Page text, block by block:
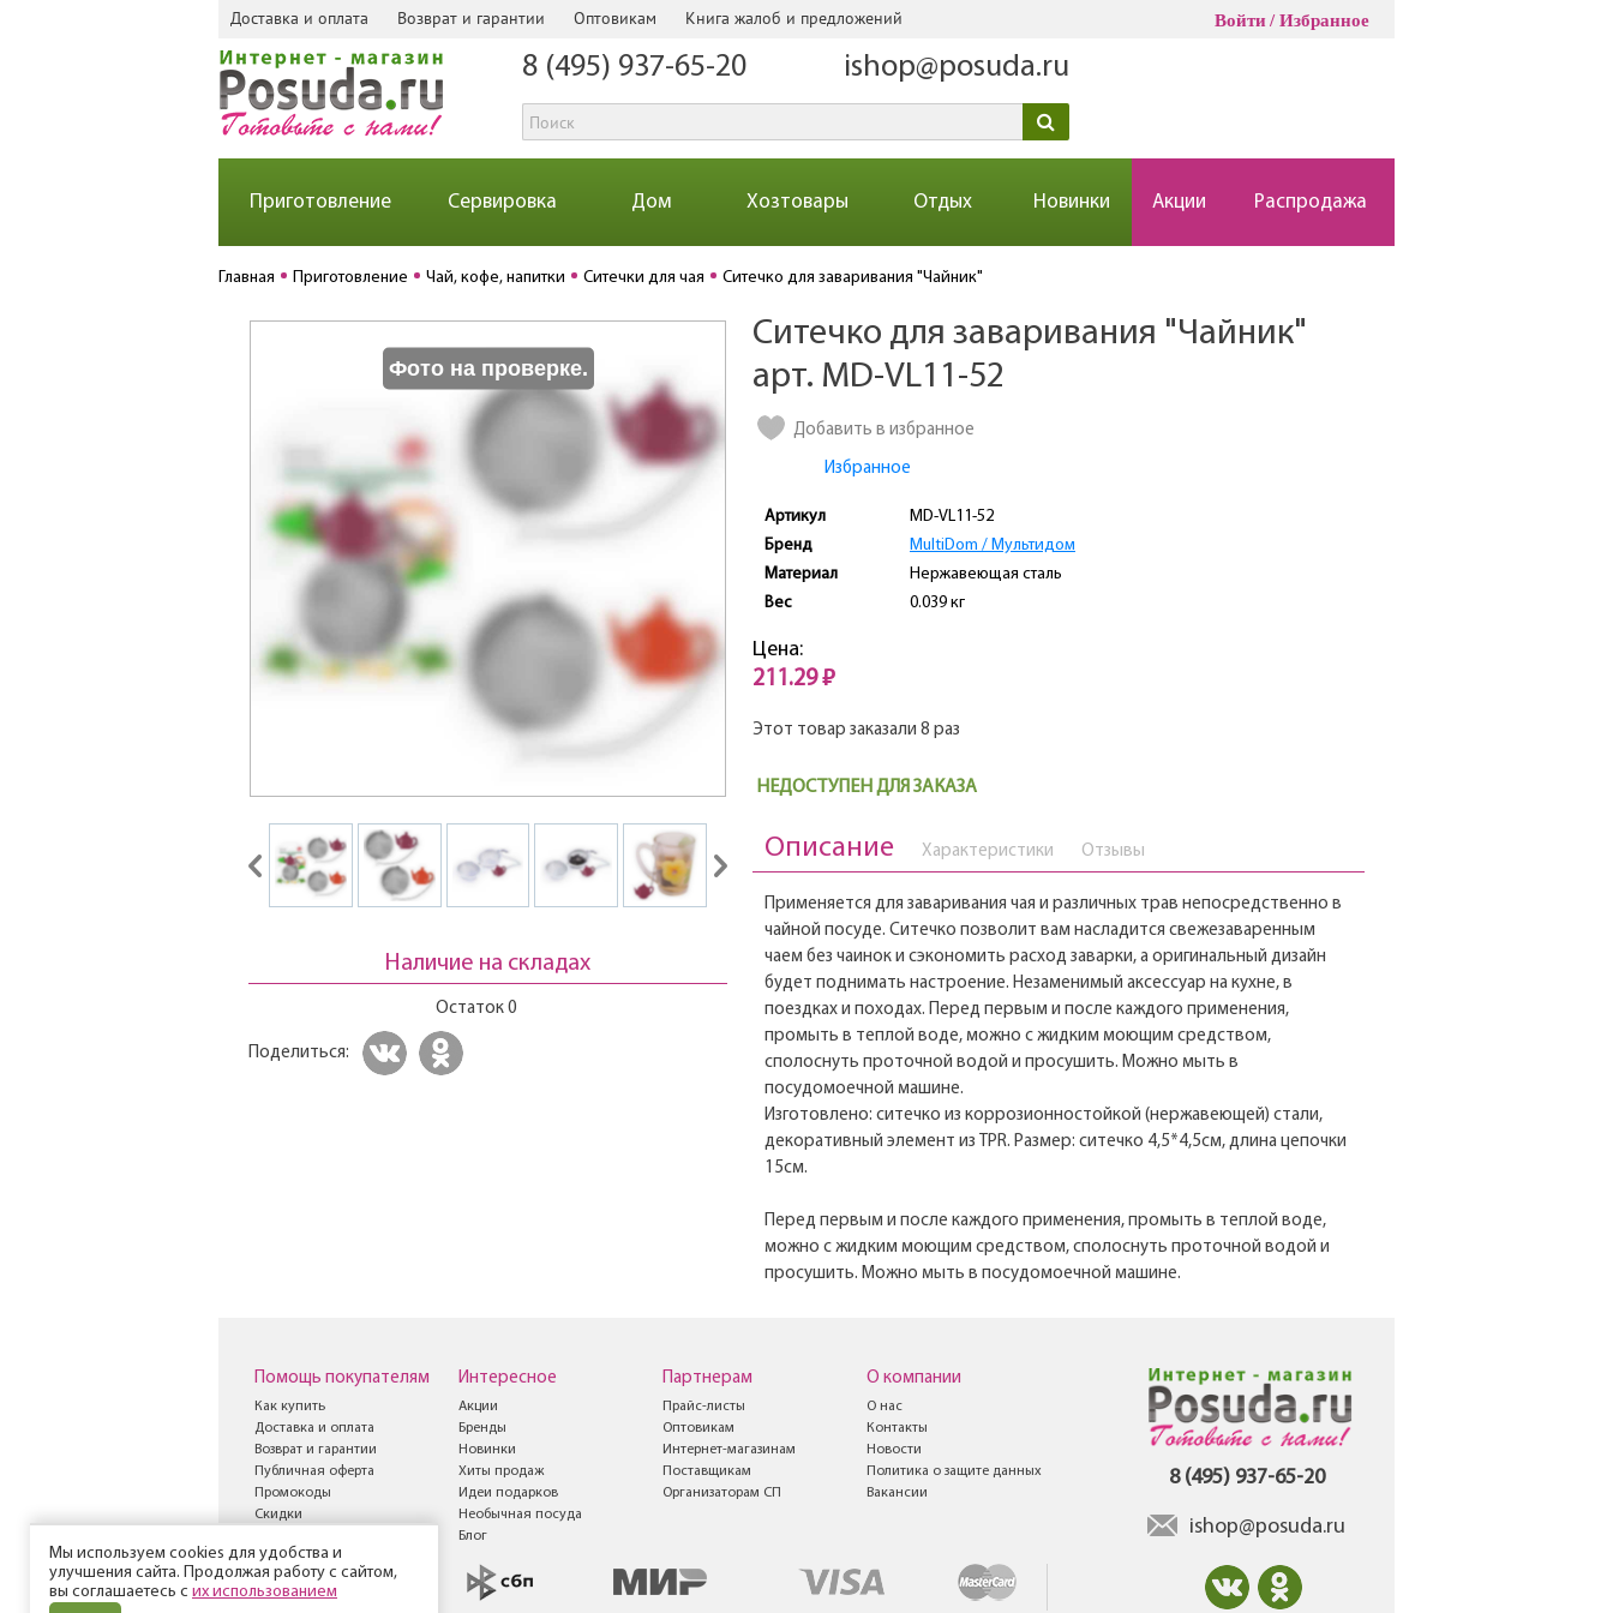
Доставка и оплата Возврат и гарантии Оптовикам Книга жалоб и предложений Войти Избранное
8 (495) 937-65-20 ishop@posuda.ru
Приготовление Сервировка Дом Хозтовары Отдых Новинки Акции Распродажа
Главная Приготовление Чай, кофе, напитки Ситечки для чая Ситечко для заваривания "Чайник"
Фото на проверке.
Наличие на складах
Остаток 0
Поделиться:
Ситечко для заваривания "Чайник"
арт. MD-VL11-52
Добавить в избранное
Избранное
Артикул
MD-VL11-52
Бренд
MultiDom / Мультидом
Материал
Нержавеющая сталь
Вес
0.039 кг
Цена:
211.29 ₽
Этот товар заказали 8 раз
НЕДОСТУПЕН ДЛЯ ЗАКАЗА
Описание Характеристики Отзывы
Применяется для заваривания чая и различных трав непосредственно в
чайной посуде. Ситечко позволит вам насладится свежезаваренным
чаем без чаинок и сэкономить расход заварки, а оригинальный дизайн
будет поднимать настроение. Незаменимый аксессуар на кухне, в
поездках и походах. Перед первым и после каждого применения,
промыть в теплой воде, можно с жидким моющим средством,
сполоснуть проточной водой и просушить. Можно мыть в
посудомоечной машине.
Изготовлено: ситечко из коррозионностойкой (нержавеющей) стали,
декоративный элемент из TPR. Размер: ситечко 4,5*4,5см, длина цепочки
15см.
Перед первым и после каждого применения, промыть в теплой воде,
можно с жидким моющим средством, сполоснуть проточной водой и
просушить. Можно мыть в посудомоечной машине.
Количество
8 (495) 937-65-20
ishop@posuda.ru
Помощь покупателям
Как купить
Доставка и оплата
Возврат и гарантии
Публичная оферта
Промокоды
Скидки
предложений
Интересное
Акции
Бренды
Новинки
Хиты продаж
Идеи подарков
Необычная посуда
Блог
Партнерам
Прайс-листы
Оптовикам
Интернет-магазинам
Поставщикам
Организаторам СП
О компании
О нас
Контакты
Новости
Политика о защите данных
Вакансии
Мы используем cookies для удобства и
улучшения сайта. Продолжая работу с сайтом,
вы соглашаетесь с их использованием